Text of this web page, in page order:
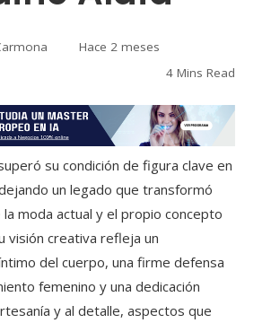
Hace 2 meses
4 Mins Read
su condición de figura clave en
un legado que transformó
moda actual y el propio concepto
visión creativa refleja un
del cuerpo, una firme defensa
femenino y una dedicación
y al detalle, aspectos que